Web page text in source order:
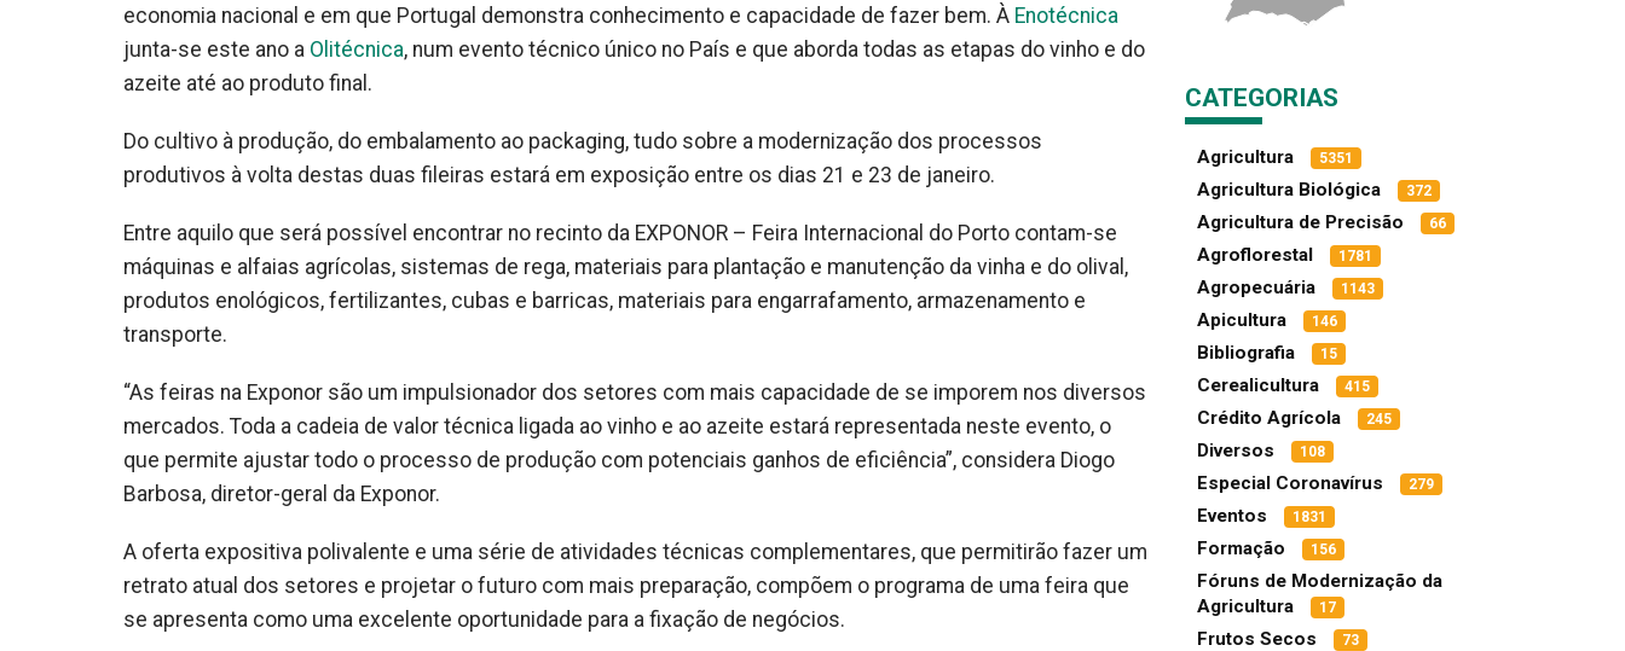
economia nacional e em que Portugal demonstra conhecimento e capacidade de fazer bem. À Enotécnica
junta-se este ano a Olitécnica, num evento técnico único no País e que aborda todas as etapas do vinho e do
azeite até ao produto final.
Do cultivo à produção, do embalamento ao packaging, tudo sobre a modernização dos processos
produtivos à volta destas duas fileiras estará em exposição entre os dias 21 e 23 de janeiro.
Entre aquilo que será possível encontrar no recinto da EXPONOR – Feira Internacional do Porto contam-se
máquinas e alfaias agrícolas, sistemas de rega, materiais para plantação e manutenção da vinha e do olival,
produtos enológicos, fertilizantes, cubas e barricas, materiais para engarrafamento, armazenamento e
transporte.
“As feiras na Exponor são um impulsionador dos setores com mais capacidade de se imporem nos diversos
mercados. Toda a cadeia de valor técnica ligada ao vinho e ao azeite estará representada neste evento, o
que permite ajustar todo o processo de produção com potenciais ganhos de eficiência”, considera Diogo
Barbosa, diretor-geral da Exponor.
A oferta expositiva polivalente e uma série de atividades técnicas complementares, que permitirão fazer um
retrato atual dos setores e projetar o futuro com mais preparação, compõem o programa de uma feira que
se apresenta como uma excelente oportunidade para a fixação de negócios.
CATEGORIAS
Agricultura 5351
Agricultura Biológica 372
Agricultura de Precisão 66
Agroflorestal 1781
Agropecuária 1143
Apicultura 146
Bibliografia 15
Cerealicultura 415
Crédito Agrícola 245
Diversos 108
Especial Coronavírus 279
Eventos 1831
Formação 156
Fóruns de Modernização da
Agricultura
17
Frutos Secos 73